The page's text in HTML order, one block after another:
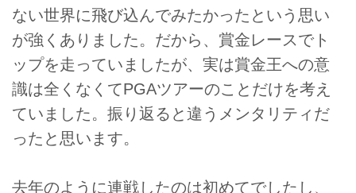
ない世界に飛び込んでみたかったという思い
が強くありました。だから、賞金レースでト
ップを走っていましたが、実は賞金王への意
識は全くなくてPGAツアーのことだけを考え
ていました。振り返ると違うメンタリティだ
ったと思います。
去年のように連戦したのは初めてでしたし、